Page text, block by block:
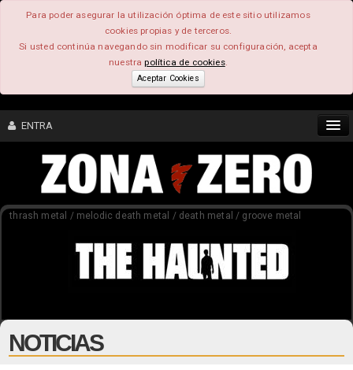
Para poder asegurar la utilización óptima de este sitio utilizamos
cookies propias y de terceros.
Si usted continúa navegando sin modificar su configuración, acepta
nuestrapolítica de cookies.
Aceptar Cookies
ENTRA
CONTENIDO
thrash metal / melodic death metal / death metal / groove metal
NOTICIAS